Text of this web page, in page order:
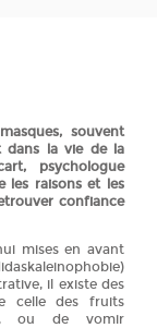
souvent
dans la vie de la
psychologue
les raisons et les
confiance
mises en avant
il existe des
celle des fruits
ou de vomir